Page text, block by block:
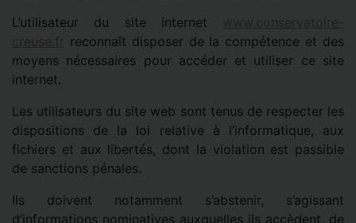
L’utilisateur du site internet www.conservatoire-
creuse.fr
reconnaît disposer de la compétence et des
moyens nécessaires pour accéder et utiliser ce site
internet.
Les utilisateurs du site web sont tenus de respecter les
dispositions de la loi relative à l’informatique, aux
fichiers et aux libertés, dont la violation est passible
de sanctions pénales.
Ils doivent notamment s’abstenir, s’agissant
d’informations nominatives auxquelles ils accèdent, de